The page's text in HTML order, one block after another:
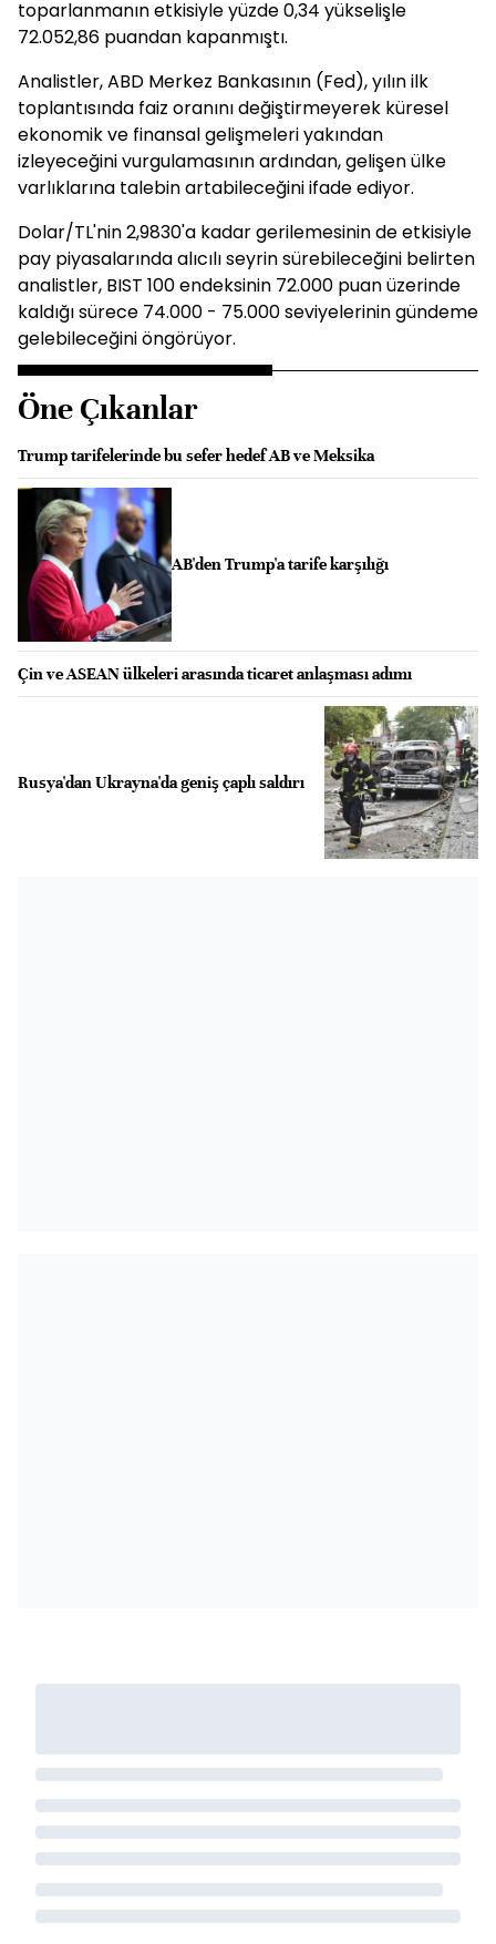
toparlanmanın etkisiyle yüzde 0,34 yükselişle
72.052,86 puandan kapanmıştı.
Analistler, ABD Merkez Bankasının (Fed), yılın ilk
toplantısında faiz oranını değiştirmeyerek küresel
ekonomik ve finansal gelişmeleri yakından
izleyeceğini vurgulamasının ardından, gelişen ülke
varlıklarına talebin artabileceğini ifade ediyor.
Dolar/TL'nin 2,9830'a kadar gerilemesinin de etkisiyle
pay piyasalarında alıcılı seyrin sürebileceğini belirten
analistler, BIST 100 endeksinin 72.000 puan üzerinde
kaldığı sürece 74.000 - 75.000 seviyelerinin gündeme
gelebileceğini öngörüyor.
Öne Çıkanlar
Trump tarifelerinde bu sefer hedef AB ve Meksika
AB'den Trump'a tarife karşılığı
Çin ve ASEAN ülkeleri arasında ticaret anlaşması adımı
Rusya'dan Ukrayna'da geniş çaplı saldırı